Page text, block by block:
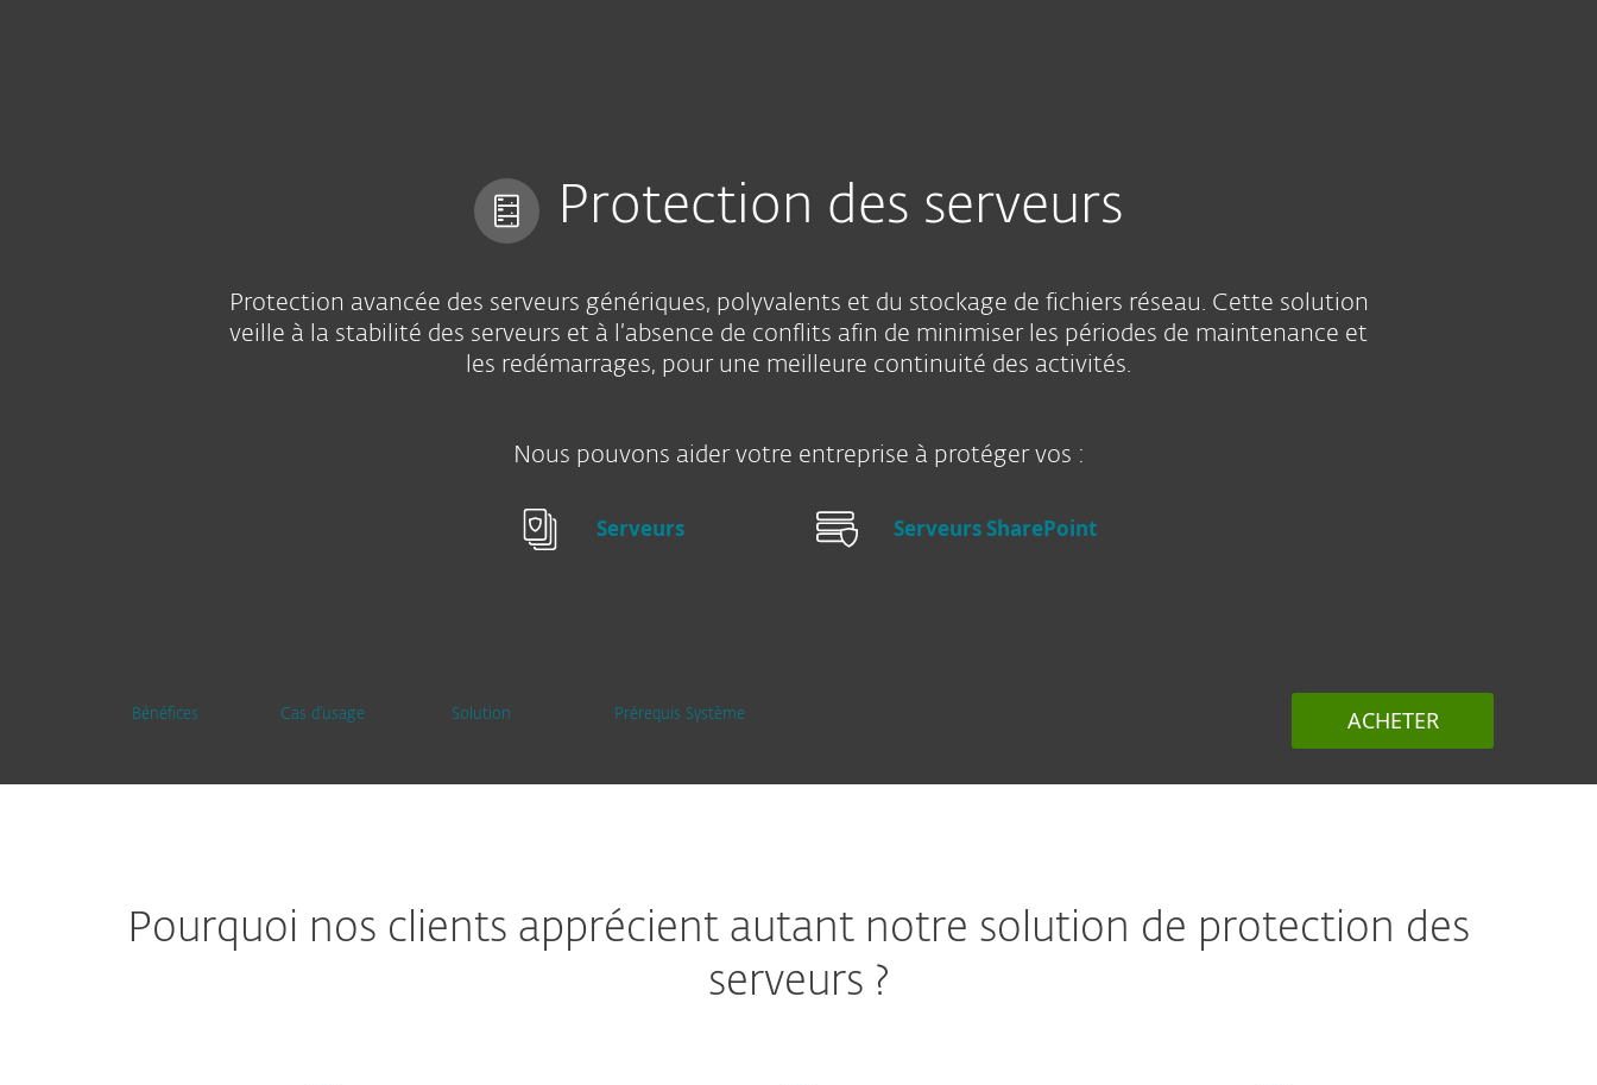
Protection des serveurs
Protection avancée des serveurs génériques, polyvalents et du stockage de fichiers réseau. Cette solution
veille à la stabilité des serveurs et à l’absence de conflits afin de minimiser les périodes de maintenance et
les redémarrages, pour une meilleure continuité des activités.
Nous pouvons aider votre entreprise à protéger vos :
Serveurs Serveurs SharePoint
Bénéfices Cas d'usage Solution Prérequis Système ACHETER
Pourquoi nos clients apprécient autant notre solution de protection des
serveurs ?